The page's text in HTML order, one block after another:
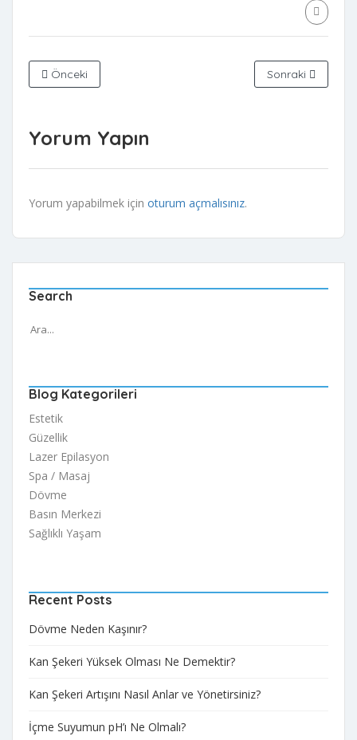
Önceki Sonraki
Yorum Yapın
Yorum yapabilmek için oturum açmalısınız.
Search
Blog Kategorileri
Estetik
Güzellik
Lazer Epilasyon
Spa / Masaj
Dövme
Basın Merkezi
Sağlıklı Yaşam
Recent Posts
Dövme Neden Kaşınır?
Kan Şekeri Yüksek Olması Ne Demektir?
Kan Şekeri Artışını Nasıl Anlar ve Yönetirsiniz?
İçme Suyumun pH’ı Ne Olmalı?